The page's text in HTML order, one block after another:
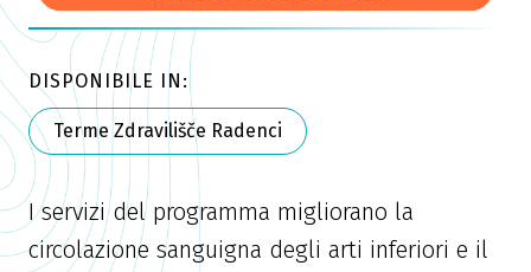
DISPONIBILE IN:
Terme Zdravilišče Radenci
I servizi del programma migliorano la
circolazione sanguigna degli arti inferiori e il